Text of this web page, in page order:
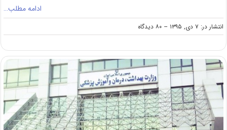
ادامه مطلب…
انتشار در: ۷ دی, ۱۳۹۵ -- ۸۰ دیدگاه
on
تمدید
ثبت
نام
آزمون
کارشناسی
ارشد
۹۶